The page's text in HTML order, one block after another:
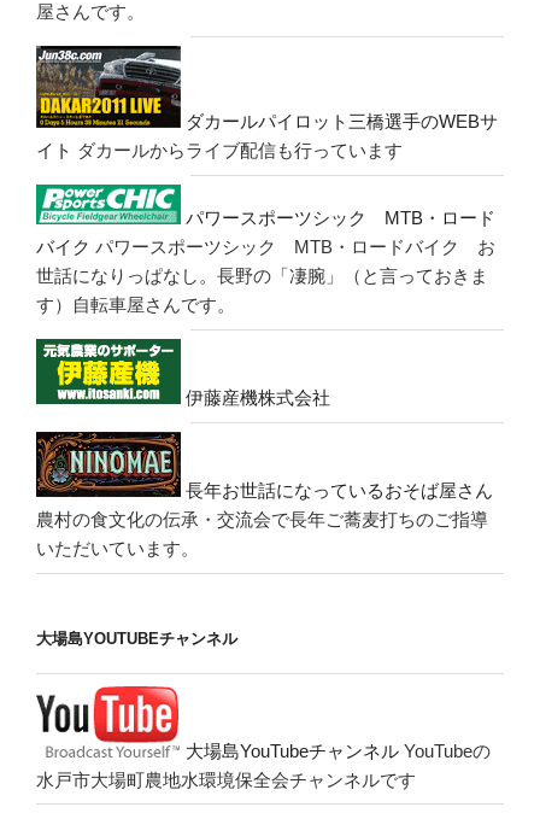
屋さんです。
ダカールパイロット三橋選手のWEBサ
イト ダカールからライブ配信も行っています
パワースポーツシック MTB・ロード
バイク パワースポーツシック MTB・ロードバイク お
世話になりっぱなし。長野の「凄腕」（と言っておきま
す）自転車屋さんです。
伊藤産機株式会社
長年お世話になっているおそば屋さん
農村の食文化の伝承・交流会で長年ご蕎麦打ちのご指導
いただいています。
大場島YOUTUBEチャンネル
大場島YouTubeチャンネル YouTubeの
水戸市大場町農地水環境保全会チャンネルです